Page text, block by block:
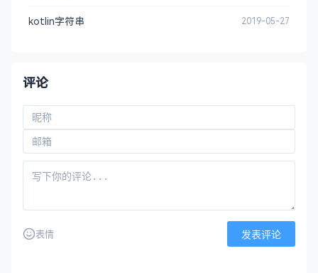
kotlin字符串 2019-05-27
评论
表情 发表评论